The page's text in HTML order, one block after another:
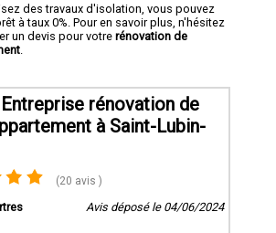
des travaux d'isolation, vous pouvez
à taux 0%. Pour en savoir plus, n'hésitez
un devis pour votre rénovation de
Entreprise rénovation de
à Saint-Lubin-
(20 avis )
Avis déposé le 04/06/2024